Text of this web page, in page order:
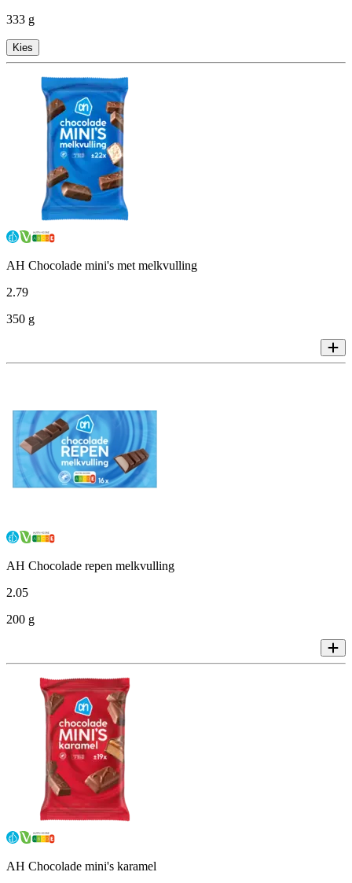
333 g
Kies
AH Chocolade mini's met melkvulling
2.79
350 g
AH Chocolade repen melkvulling
2.05
200 g
AH Chocolade mini's karamel